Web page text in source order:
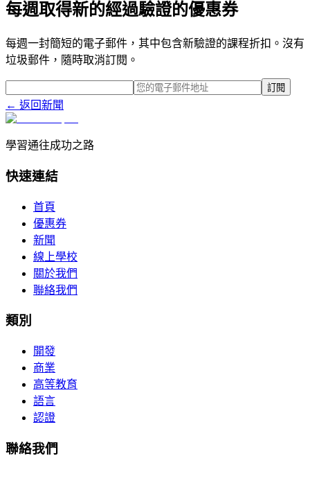
每週取得新的經過驗證的優惠券
每週一封簡短的電子郵件，其中包含新驗證的課程折扣。沒有
垃圾郵件，隨時取消訂閱。
訂閱
← 返回新聞
學習通往成功之路
快速連結
首頁
優惠券
新聞
線上學校
關於我們
聯絡我們
類別
開發
商業
高等教育
語言
認證
聯絡我們